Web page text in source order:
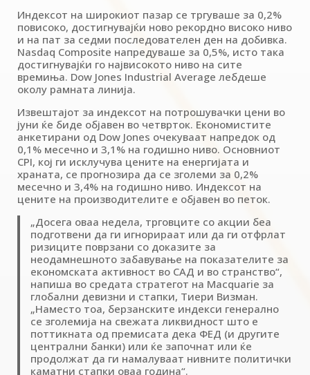
Индексот на широкиот пазар се тргуваше за 0,2%
повисоко, достигнувајќи ново рекордно високо ниво
и на пат за седми последователен ден на добивка.
Nasdaq Composite напредуваше за 0,5%, исто така
достигнувајќи го највисокото ниво на сите
времиња. Dow Jones Industrial Average лебдеше
околу рамната линија.
Извештајот за индексот на потрошувачки цени во
јуни ќе биде објавен во четврток. Економистите
анкетирани од Dow Jones очекуваат напредок од
0,1% месечно и 3,1% на годишно ниво. Основниот
CPI, кој ги исклучува цените на енергијата и
храната, се прогнозира да се зголеми за 0,2%
месечно и 3,4% на годишно ниво. Индексот на
цените на производителите е објавен во петок.
„Досега оваа недела, трговците со акции беа
подготвени да ги игнорираат или да ги отфрлат
ризиците поврзани со доказите за
неодамнешното забавување на показателите за
економската активност во САД и во странство“,
напиша во средата стратегот на Macquarie за
глобални девизни и стапки, Тиери Визман.
„Наместо тоа, берзанските индекси генерално
се зголемија на свежата ликвидност што е
поттикната од премисата дека ФЕД (и другите
централни банки) или ќе започнат или ќе
продолжат да ги намалуваат нивните политички
каматни стапки оваа година“.